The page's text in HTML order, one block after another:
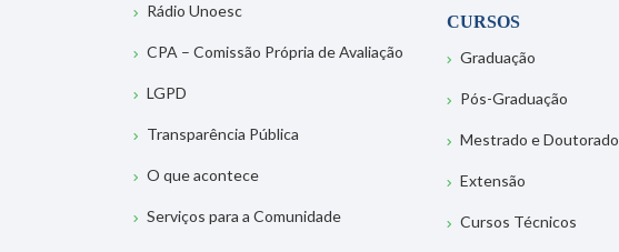
Rádio Unoesc
CPA – Comissão Própria de Avaliação
LGPD
Transparência Pública
O que acontece
Serviços para a Comunidade
CURSOS
Graduação
Pós-Graduação
Mestrado e Doutorado
Extensão
Cursos Técnicos